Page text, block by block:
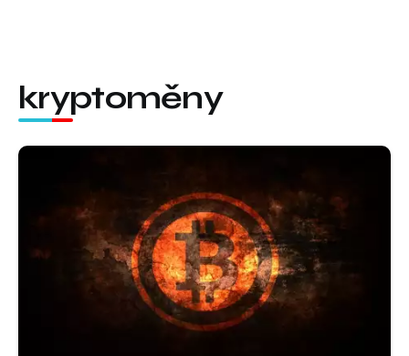
kryptoměny